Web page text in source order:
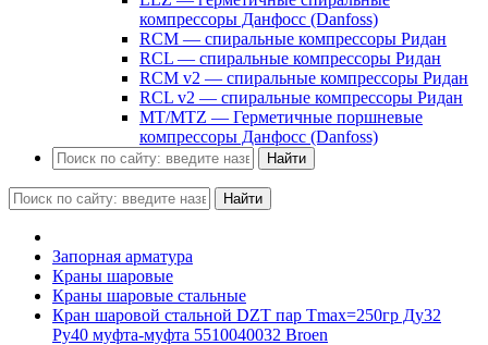
компрессоры Данфосс (Danfoss)
RCM — спиральные компрессоры Ридан
RCL — спиральные компрессоры Ридан
RCM v2 — спиральные компрессоры Ридан
RCL v2 — спиральные компрессоры Ридан
MT/MTZ — Герметичные поршневые
компрессоры Данфосс (Danfoss)
Найти
Найти
Запорная арматура
Краны шаровые
Краны шаровые стальные
Кран шаровой стальной DZT пар Tmax=250гр Ду32
Ру40 муфта-муфта 5510040032 Broen